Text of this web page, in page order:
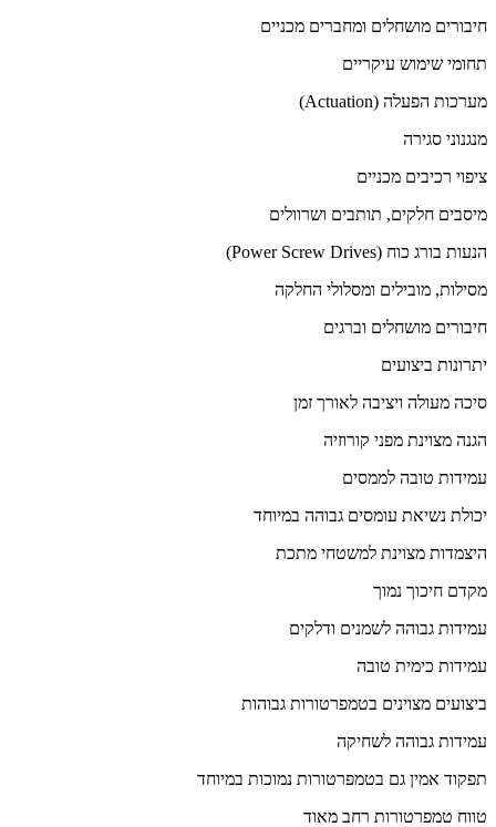
חיבורים מושחלים ומחברים מכניים
תחומי שימוש עיקריים
מערכות הפעלה (Actuation)
מנגנוני סגירה
ציפוי רכיבים מכניים
מיסבים חלקים, תותבים ושרוולים
הנעות בורג כוח (Power Screw Drives)
מסילות, מובילים ומסלולי החלקה
חיבורים מושחלים וברגים
יתרונות ביצועים
סיכה מעולה ויציבה לאורך זמן
הגנה מצוינת מפני קורוזיה
עמידות טובה לממסים
יכולת נשיאת עומסים גבוהה במיוחד
היצמדות מצוינת למשטחי מתכת
מקדם חיכוך נמוך
עמידות גבוהה לשמנים ודלקים
עמידות כימית טובה
ביצועים מצוינים בטמפרטורות גבוהות
עמידות גבוהה לשחיקה
תפקוד אמין גם בטמפרטורות נמוכות במיוחד
טווח טמפרטורות רחב מאוד